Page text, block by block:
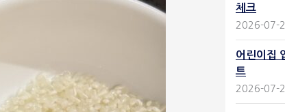
체크
2026-07-
어린이집
트
2026-07-